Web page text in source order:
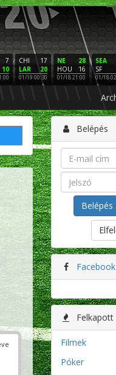
7
10
17
CHI
20
LAR
01/19 00:30
28
NE
16
HOU
01/18 21:00
SEA
SF
01/18
Belépés
Facebook
Filmek
Póker